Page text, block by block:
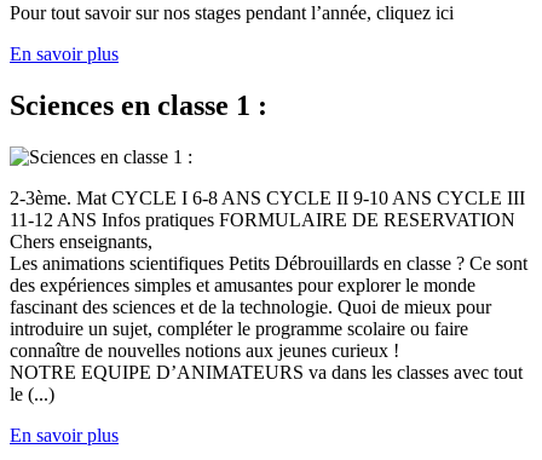
Pour tout savoir sur nos stages pendant l’année, cliquez ici
En savoir plus
Sciences en classe 1 :
2-3ème. Mat CYCLE I 6-8 ANS CYCLE II 9-10 ANS CYCLE III
11-12 ANS Infos pratiques FORMULAIRE DE RESERVATION
Chers enseignants,
Les animations scientifiques Petits Débrouillards en classe ? Ce sont
des expériences simples et amusantes pour explorer le monde
fascinant des sciences et de la technologie. Quoi de mieux pour
introduire un sujet, compléter le programme scolaire ou faire
connaître de nouvelles notions aux jeunes curieux !
NOTRE EQUIPE D’ANIMATEURS va dans les classes avec tout
le (...)
En savoir plus